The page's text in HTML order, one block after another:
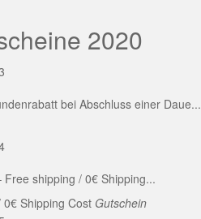
2020
bei Abschluss einer Daue...
Free shipping / 0€ Shipping...
Shipping Cost Gutschein